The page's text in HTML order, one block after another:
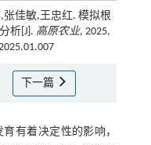
佳敏,王忠红. 模拟根
析[J]. 高原农业, 2025,
下一篇
有着决定性的影响，